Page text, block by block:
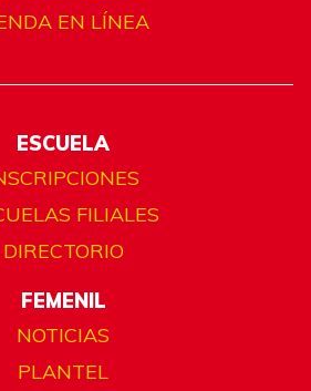
EN LÍNEA
ESCUELA
FILIALES
DIRECTORIO
FEMENIL
NOTICIAS
PLANTEL